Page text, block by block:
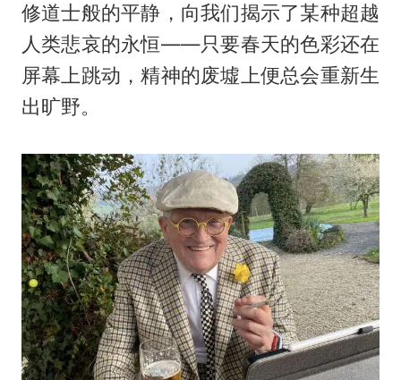
修道士般的平静，向我们揭示了某种超越
人类悲哀的永恒——只要春天的色彩还在
屏幕上跳动，精神的废墟上便总会重新生
出旷野。